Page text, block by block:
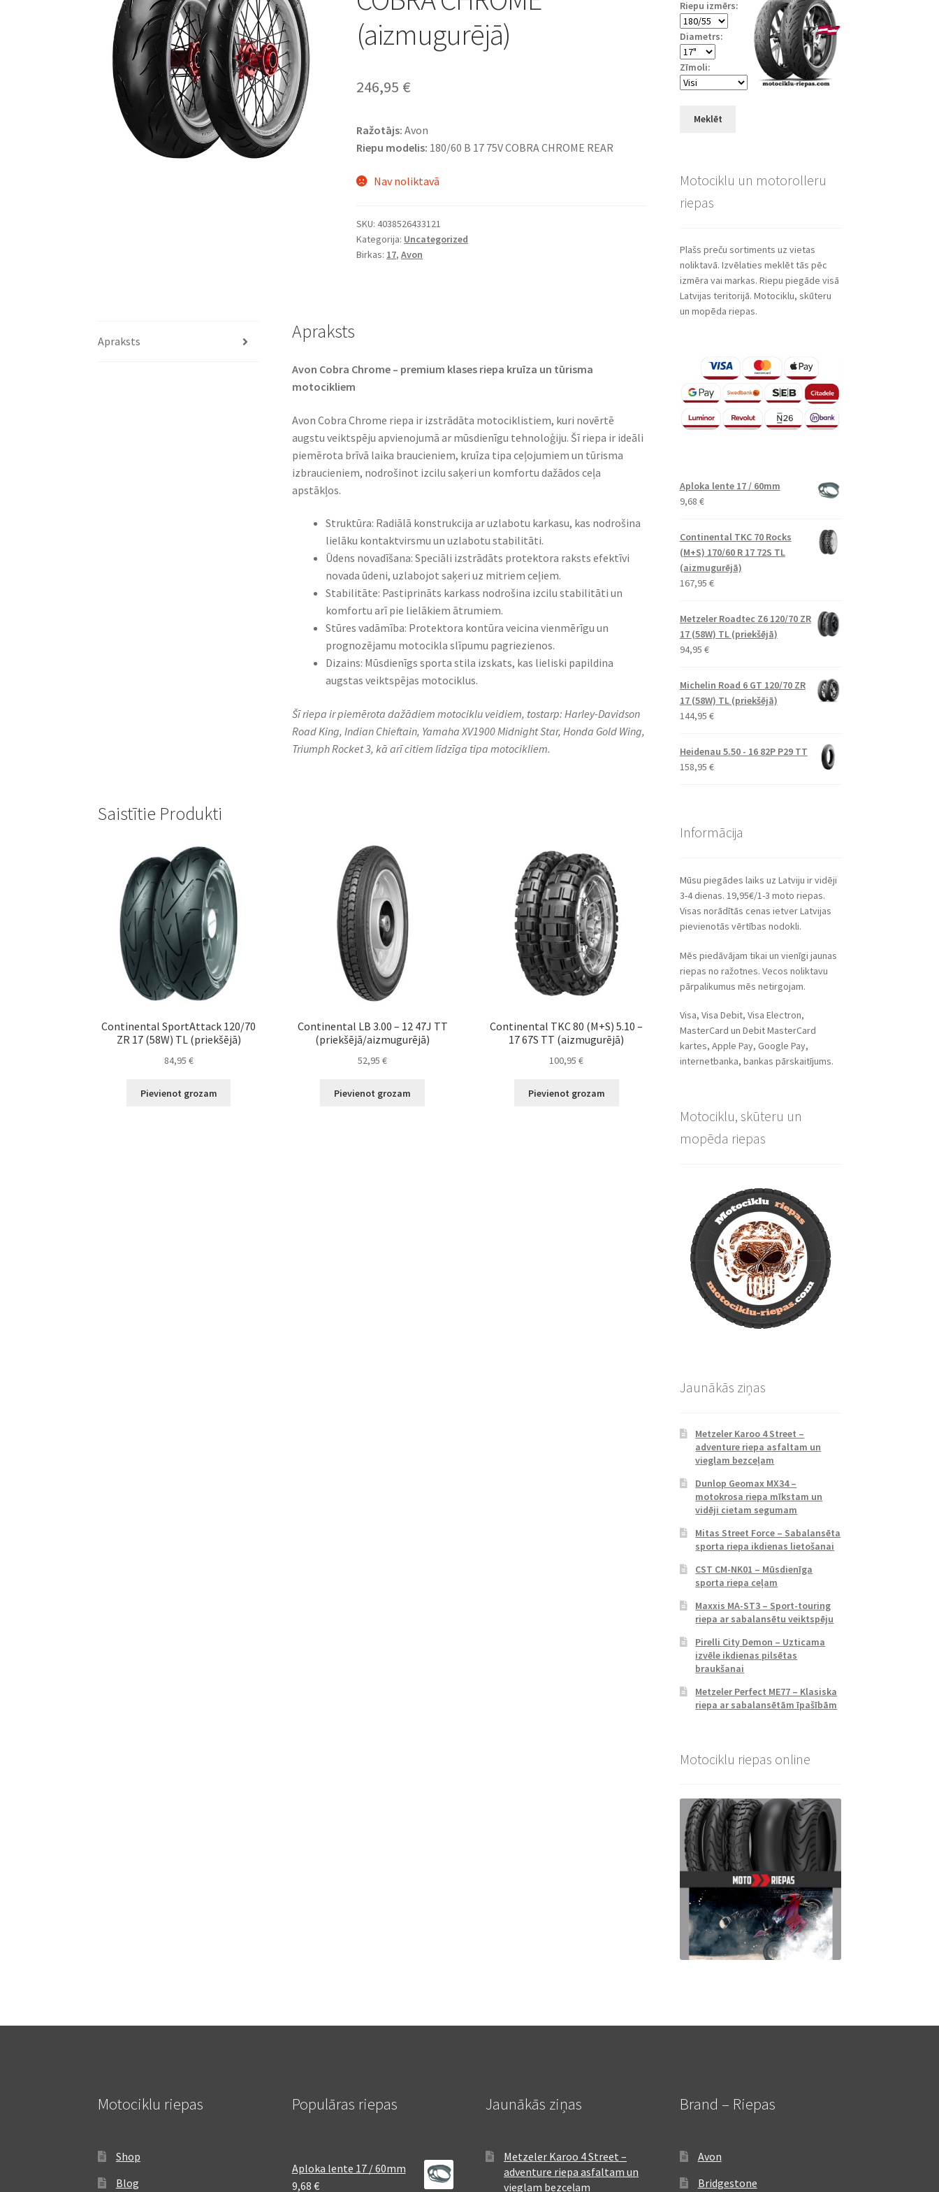
(aizmugurējā)
246,95 €
Ražotājs: Avon
Riepu modelis: 180/60 B 17 75V COBRA CHROME REAR
Nav noliktavā
SKU:4038526433121
Kategorija: Uncategorized
Birkas: 17,Avon
Apraksts Apraksts
Avon Cobra Chrome – premium klases riepa kruīza un tūrisma
motocikliem​
Avon Cobra Chrome riepa ir izstrādāta motociklistiem, kuri novērtē
augstu veiktspēju apvienojumā ar mūsdienīgu tehnoloģiju. Šī riepa ir ideāli
piemērota brīvā laika braucieniem, kruīza tipa ceļojumiem un tūrisma
izbraucieniem, nodrošinot izcilu saķeri un komfortu dažādos ceļa
apstākļos.​
Struktūra: Radiālā konstrukcija ar uzlabotu karkasu, kas nodrošina
lielāku kontaktvirsmu un uzlabotu stabilitāti.​
Ūdens novadīšana: Speciāli izstrādāts protektora raksts efektīvi
novada ūdeni, uzlabojot saķeri uz mitriem ceļiem.​
Stabilitāte: Pastiprināts karkass nodrošina izcilu stabilitāti un
komfortu arī pie lielākiem ātrumiem.​
Stūres vadāmība: Protektora kontūra veicina vienmērīgu un
prognozējamu motocikla slīpumu pagriezienos.​
Dizains: Mūsdienīgs sporta stila izskats, kas lieliski papildina
augstas veiktspējas motociklus.​
Šī riepa ir piemērota dažādiem motociklu veidiem, tostarp: Harley-Davidson
Road King, Indian Chieftain, Yamaha XV1900 Midnight Star, Honda Gold Wing,
Triumph Rocket 3, kā arī citiem līdzīga tipa motocikliem.
Saistītie Produkti
Continental SportAttack 120/70
ZR 17 (58W) TL (priekšējā)
84,95 €
Pievienot grozam
Continental LB 3.00 – 12 47J TT
(priekšējā/aizmugurējā)
52,95€
Pievienot grozam
Continental TKC 80 (M+S) 5.10 –
17 67S TT (aizmugurējā)
100,95€
Pievienot grozam
Riepu izmērs:
Diametrs:
Zīmoli:
Meklēt
Motociklu un motorolleru
riepas
Plašs preču sortiments uz vietas
noliktavā. Izvēlaties meklēt tās pēc
izmēra vai markas. Riepu piegāde visā
Latvijas teritorijā. Motociklu, skūteru
un mopēda riepas.
Aploka lente 17 / 60mm
9,68 €
Continental TKC 70 Rocks
(M+S) 170/60 R 17 72S TL
(aizmugurējā)
167,95 €
Metzeler Roadtec Z6 120/70 ZR
17 (58W) TL (priekšējā)
94,95 €
Michelin Road 6 GT 120/70 ZR
17 (58W) TL (priekšējā)
144,95 €
Heidenau 5.50 - 16 82P P29 TT
158,95 €
Informācija
Mūsu piegādes laiks uz Latviju ir vidēji
3-4 dienas. 19,95€/1-3 moto riepas.
Visas norādītās cenas ietver Latvijas
pievienotās vērtības nodokli.
Mēs piedāvājam tikai un vienīgi jaunas
riepas no ražotnes. Vecos noliktavu
pārpalikumus mēs netirgojam.
Visa, Visa Debit, Visa Electron,
MasterCard un Debit MasterCard
kartes, Apple Pay, Google Pay,
internetbanka, bankas pārskaitījums.
Motociklu, skūteru un
mopēda riepas
Jaunākās ziņas
Metzeler Karoo 4 Street –
adventure riepa asfaltam un
vieglam bezceļam
Dunlop Geomax MX34 –
motokrosa riepa mīkstam un
vidēji cietam segumam
Mitas Street Force – Sabalansēta
sporta riepa ikdienas lietošanai
CST CM-NK01 – Mūsdienīga
sporta riepa ceļam
Maxxis MA-ST3 – Sport-touring
riepa ar sabalansētu veiktspēju
Pirelli City Demon – Uzticama
izvēle ikdienas pilsētas
braukšanai
Metzeler Perfect ME77 – Klasiska
riepa ar sabalansētām īpašībām
Motociklu riepas online
Motociklu riepas
Shop
Blog
Populāras riepas
Aploka lente 17 / 60mm
9,68 €
Jaunākās ziņas
Metzeler Karoo 4 Street –
adventure riepa asfaltam un
vieglam bezceļam
Brand – Riepas
Avon
Bridgestone